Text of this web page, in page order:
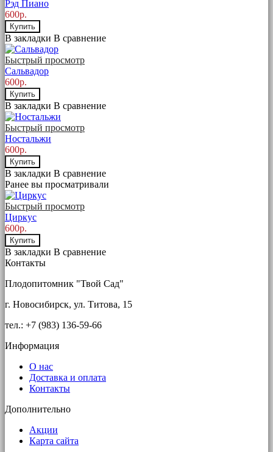
Рэд Пиано
600р.
Купить
В закладки В сравнение
Быстрый просмотр
Сальвадор
600р.
Купить
В закладки В сравнение
Быстрый просмотр
Ностальжи
600р.
Купить
В закладки В сравнение
Ранее вы просматривали
Быстрый просмотр
Циркус
600р.
Купить
В закладки В сравнение
Контакты
Плодопитомник "Твой Сад"
г. Новосибирск, ул. Титова, 15
тел.: +7 (983) 136-59-66
Информация
О нас
Доставка и оплата
Контакты
Дополнительно
Акции
Карта сайта